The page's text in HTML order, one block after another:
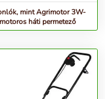
mint Agrimotor 3W-
háti permetező